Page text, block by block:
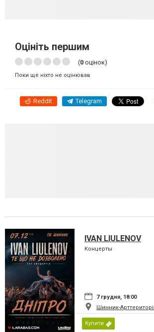
Оцініть першим
(0 оцінок)
Поки ще ніхто не оцінював
Reddit Telegram
IVAN LIULENOV
Концерты
7 грудня, 18:00
Шинник-
Купити